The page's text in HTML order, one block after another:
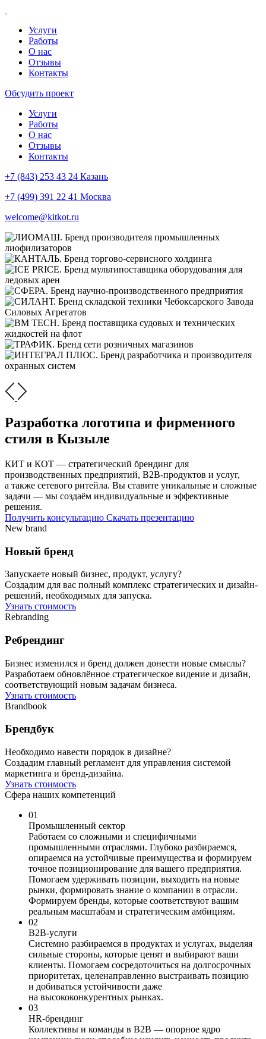
Услуги
Работы
О нас
Отзывы
Контакты
Обсудить проект
Услуги
Работы
О нас
Отзывы
Контакты
+7 (843) 253 43 24 Казань
+7 (499) 391 22 41 Москва
welcome@kitkot.ru
Разработка логотипа и фирменного
стиля в Кызыле
КИТ и КОТ — стратегический брендинг для
производственных предприятий, В2В-продуктов и услуг,
а также сетевого ритейла. Вы ставите уникальные и сложные
задачи — мы создаём индивидуальные и эффективные
решения.
Получить консультацию Скачать презентацию
New brand
Новый бренд
Запускаете новый бизнес, продукт, услугу?
Создадим для вас полный комплекс стратегических и дизайн-
решений, необходимых для запуска.
Узнать стоимость
Rebranding
Ребрендинг
Бизнес изменился и бренд должен донести новые смыслы?
Разработаем обновлённое стратегическое видение и дизайн,
соответствующий новым задачам бизнеса.
Узнать стоимость
Brandbook
Брендбук
Необходимо навести порядок в дизайне?
Создадим главный регламент для управления системой
маркетинга и бренд-дизайна.
Узнать стоимость
Сфера наших компетенций
01
Промышленный сектор
Работаем со сложными и специфичными
промышленными отраслями. Глубоко разбираемся,
опираемся на устойчивые преимущества и формируем
точное позиционирование для вашего предприятия.
Помогаем удерживать позиции, выходить на новые
рынки, формировать знание о компании в отрасли.
Формируем бренды, которые соответствуют вашим
реальным масштабам и стратегическим амбициям.
02
B2B-услуги
Системно разбираемся в продуктах и услугах, выделяя
сильные стороны, которые ценят и выбирают ваши
клиенты. Помогаем сосредоточиться на долгосрочных
приоритетах, целенаправленно выстраивать позицию
и добиваться устойчивости даже
на высококонкурентных рынках.
03
HR-брендинг
Коллективы и команды в В2В — опорное ядро